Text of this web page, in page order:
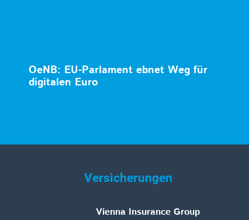
OeNB: EU-Parlament ebnet Weg für
digitalen Euro
Versicherungen
Vienna Insurance Group